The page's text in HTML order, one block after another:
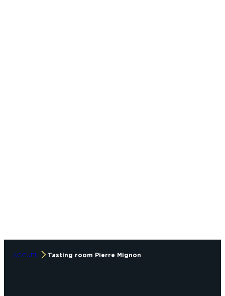
ACCUEIL Tasting room Pierre Mignon